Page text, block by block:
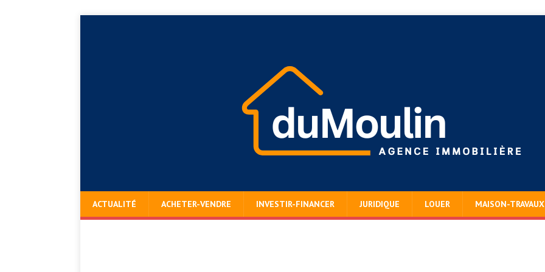
ACTUALITÉ ACHETER-VENDRE INVESTIR-FINANCER JURIDIQUE LOUER MAISON-TRAVAUX